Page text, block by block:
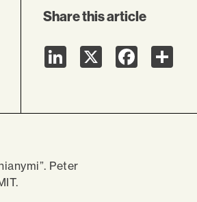
Share this article
LinkedInX FacebookShare
Peter